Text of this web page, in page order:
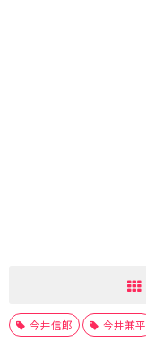
今井信郎 今井兼平